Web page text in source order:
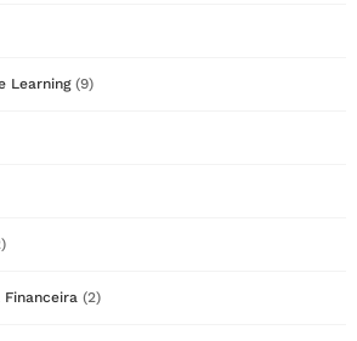
Learning(9)
Financeira (2)